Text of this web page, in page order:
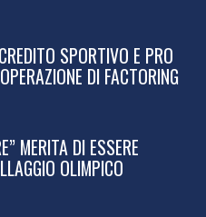
SPORTIVO E PRO
DI FACTORING
MERITA DI ESSERE
OLIMPICO